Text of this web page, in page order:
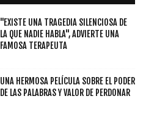
"EXISTE UNA TRAGEDIA SILENCIOSA DE
LA QUE NADIE HABLA", ADVIERTE UNA
FAMOSA TERAPEUTA
UNA HERMOSA PELÍCULA SOBRE EL PODER
DE LAS PALABRAS Y VALOR DE PERDONAR